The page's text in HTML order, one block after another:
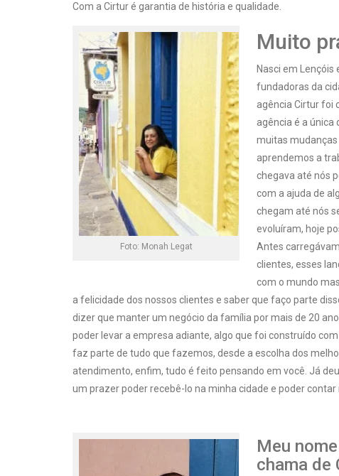
Com a Cirtur é garantia de história e qualidade.
Foto: Monah Legat
Muito
Nasci em
fundadoras da
agência Cirtur foi
agência é a única
muitas mudanças
aprendemos a
chegava até nós
com a ajuda de
chegam até nós
evoluíram, hoje
Antes
clientes, esses
com o mundo
a felicidade dos nossos clientes e saber que faço parte
dizer que manter um negócio da família por mais de 20
poder levar a empresa adiante, algo que foi construído
faz parte de tudo que fazemos, desde a escolha dos
atendimento, enfim, tudo é feito pensando em você. Já
um prazer poder recebê-lo na minha cidade e poder contar
Meu
chama de